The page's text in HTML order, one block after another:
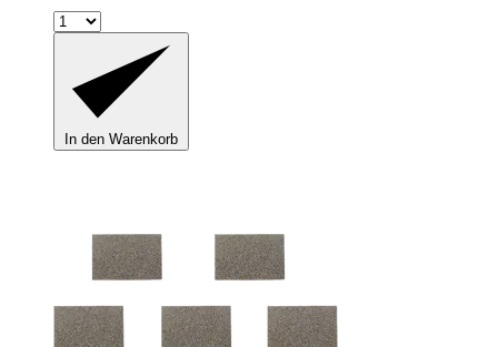
In den Warenkorb